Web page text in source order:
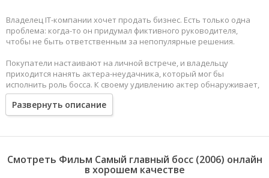
Владелец IT-компании хочет продать бизнес. Есть только одна
проблема: когда-то он придумал фиктивного руководителя,
чтобы не быть ответственным за непопулярные решения.
Покупатели настаивают на личной встрече, и владельцу
приходится нанять актера-неудачника, который мог бы
исполнить роль босса. К своему удивлению актер обнаруживает,
что новая роль рискует стать серьезным испытанием для его
моральных убеждений.
Развернуть описание
Смотреть Фильм Самый главный босс (2006) онлайн
в хорошем качестве